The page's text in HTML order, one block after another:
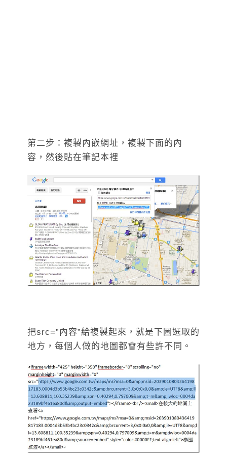
第二步：複製內嵌網址，複製下面的內
容，然後貼在筆記本裡
把src=”內容”給複製起來，就是下圖選取的
地方，每個人做的地圖都會有些許不同。